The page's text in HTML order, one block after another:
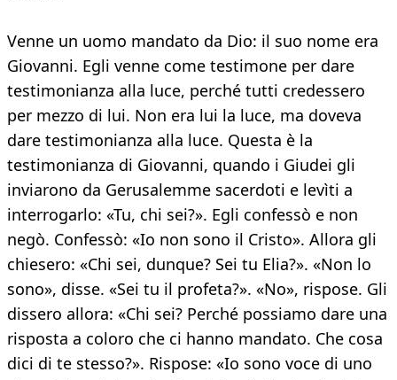
Venne un uomo mandato da Dio: il suo nome era
Giovanni. Egli venne come testimone per dare
testimonianza alla luce, perché tutti credessero
per mezzo di lui. Non era lui la luce, ma doveva
dare testimonianza alla luce. Questa è la
testimonianza di Giovanni, quando i Giudei gli
inviarono da Gerusalemme sacerdoti e levìti a
interrogarlo: «Tu, chi sei?». Egli confessò e non
negò. Confessò: «Io non sono il Cristo». Allora gli
chiesero: «Chi sei, dunque? Sei tu Elia?». «Non lo
sono», disse. «Sei tu il profeta?». «No», rispose. Gli
dissero allora: «Chi sei? Perché possiamo dare una
risposta a coloro che ci hanno mandato. Che cosa
dici di te stesso?». Rispose: «Io sono voce di uno